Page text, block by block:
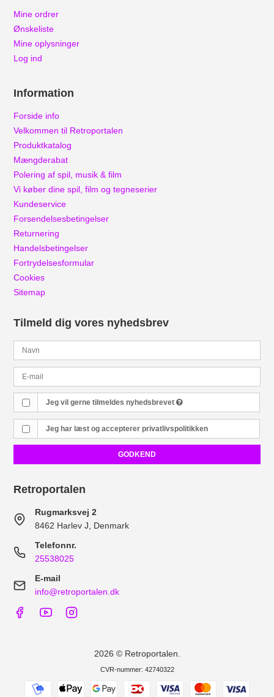
Mine ordrer
Ønskeliste
Mine oplysninger
Log ind
Information
Forside info
Velkommen til Retroportalen
Produktkatalog
Mængderabat
Polering af spil, musik & film
Vi køber dine spil, film og tegneserier
Kundeservice
Forsendelsesbetingelser
Returnering
Handelsbetingelser
Fortrydelsesformular
Cookies
Sitemap
Tilmeld dig vores nyhedsbrev
Jeg vil gerne tilmeldes nyhedsbrevet
Jeg har læst og accepterer privatlivspolitikken
GODKEND
Retroportalen
Rugmarksvej 2
8462 Harlev J, Denmark
Telefonnr.
25538025
E-mail
info@retroportalen.dk
2026 © Retroportalen.
CVR-nummer: 42740322